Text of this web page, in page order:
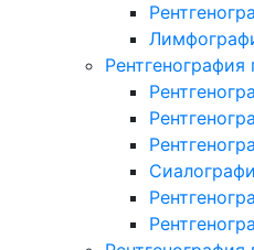
Рентгенография